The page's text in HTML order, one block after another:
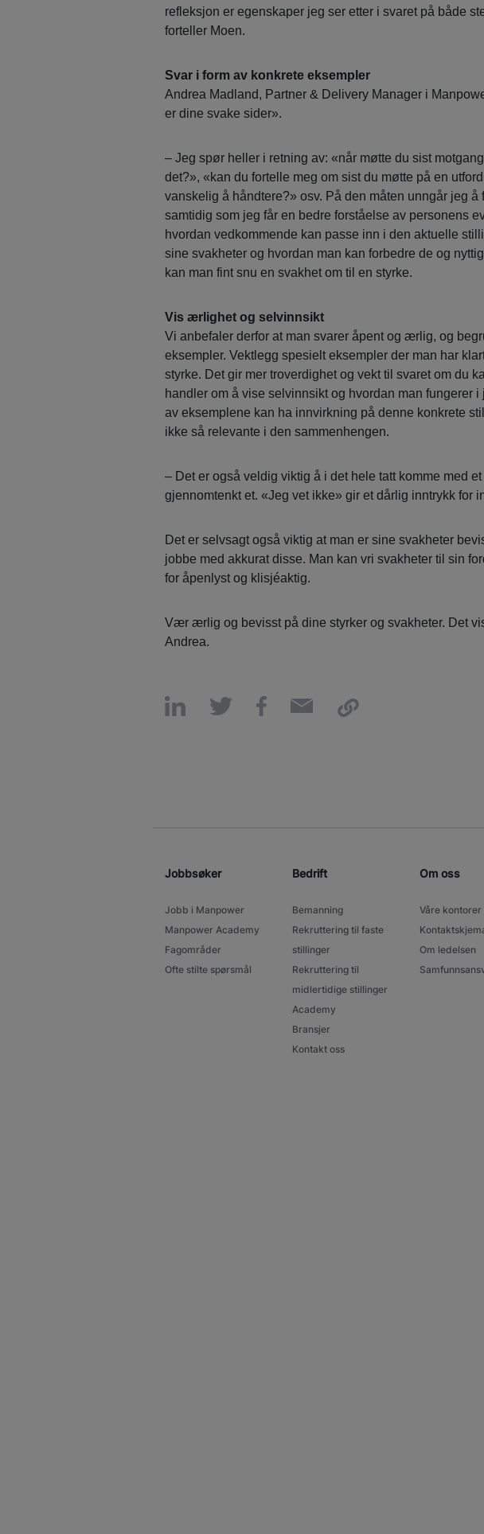
refleksjon er egenskaper jeg ser etter i svaret på både
forteller Moen.
Svar i form av konkrete eksempler
Andrea Madland, Partner & Delivery Manager i
er dine svake sider».
– Jeg spør heller i retning av: «når møtte du sist
det?», «kan du fortelle meg om sist du møtte på en
vanskelig å håndtere?» osv. På den måten unngår jeg å
samtidig som jeg får en bedre forståelse av personens
hvordan vedkommende kan passe inn i den aktuelle
sine svakheter og hvordan man kan forbedre de og
kan man fint snu en svakhet om til en styrke.
Vis ærlighet og selvinnsikt
Vi anbefaler derfor at man svarer åpent og ærlig, og
eksempler. Vektlegg spesielt eksempler der man har
styrke. Det gir mer troverdighet og vekt til svaret om du
handler om å vise selvinnsikt og hvordan man fungerer
av eksemplene kan ha innvirkning på denne konkrete
ikke så relevante i den sammenhengen.
– Det er også veldig viktig å i det hele tatt komme med
gjennomtenkt et. «Jeg vet ikke» gir et dårlig inntrykk for
Det er selvsagt også viktig at man er sine svakheter
jobbe med akkurat disse. Man kan vri svakheter til sin
for åpenlyst og klisjéaktig.
Vær ærlig og bevisst på dine styrker og svakheter. Det
Andrea.
Jobbsøker
Jobb i Manpower
Manpower Academy
Fagområder
Ofte stilte spørsmål
Bedrift
Bemanning
Rekruttering til faste
stillinger
Rekruttering til
midlertidige stillinger
Academy
Bransjer
Kontakt oss
Om oss
Våre kontorer
Om ledelsen